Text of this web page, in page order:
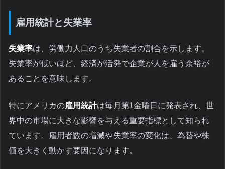
雇用統計と失業率
失業率は、労働力人口のうち失業者の割合を示します。
失業率が低いほど、経済が活発で企業が人を雇う余裕が
あることを意味します。
特にアメリカの雇用統計は毎月第1金曜日に発表され、世
界中の市場に大きな影響を与える重要指標として知られ
ています。雇用者数の増減や失業率の変化は、為替や株
価を大きく動かす要因になります。